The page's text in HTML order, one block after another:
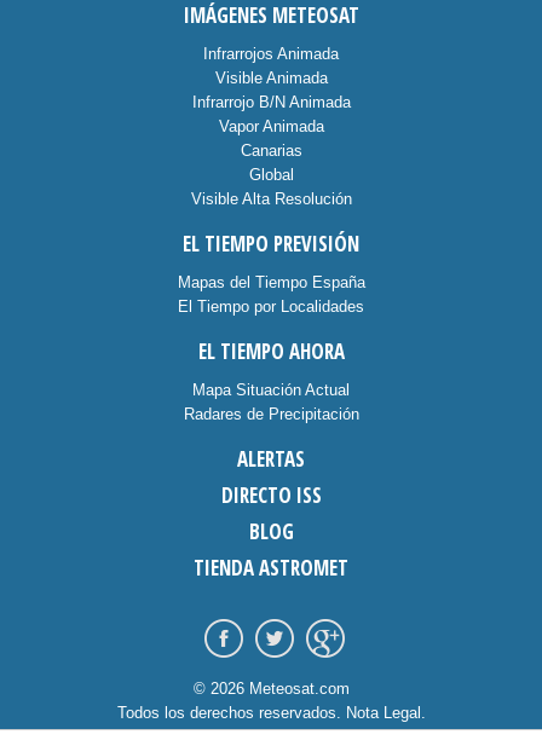
IMÁGENES METEOSAT
Infrarrojos Animada
Visible Animada
Infrarrojo B/N Animada
Vapor Animada
Canarias
Global
Visible Alta Resolución
EL TIEMPO PREVISIÓN
Mapas del Tiempo España
El Tiempo por Localidades
EL TIEMPO AHORA
Mapa Situación Actual
Radares de Precipitación
ALERTAS
DIRECTO ISS
BLOG
TIENDA ASTROMET
© 2026 Meteosat.com
Todos los derechos reservados. Nota Legal .